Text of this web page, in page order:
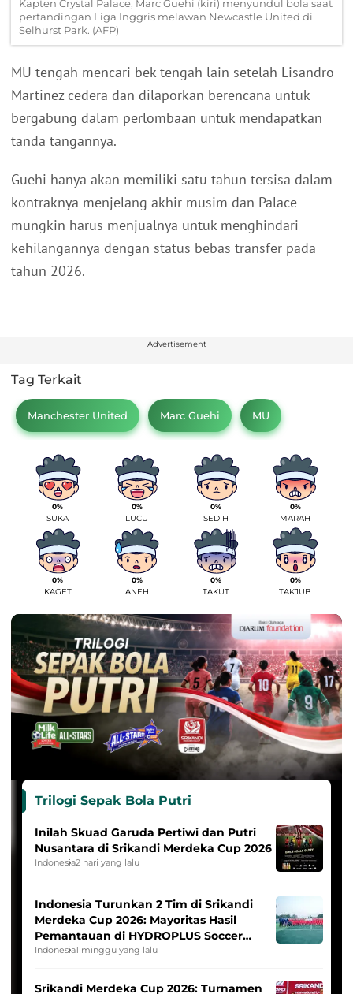
Kapten Crystal Palace, Marc Guehi (kiri) menyundul bola saat
pertandingan Liga Inggris melawan Newcastle United di
Selhurst Park. (AFP)
MU tengah mencari bek tengah lain setelah Lisandro
Martinez cedera dan dilaporkan berencana untuk
bergabung dalam perlombaan untuk mendapatkan
tanda tangannya.
Guehi hanya akan memiliki satu tahun tersisa dalam
kontraknya menjelang akhir musim dan Palace
mungkin harus menjualnya untuk menghindari
kehilangannya dengan status bebas transfer pada
tahun 2026.
Advertisement
Tag Terkait
Manchester United Marc Guehi MU
0%
SUKA
0%
LUCU
0%
SEDIH
0%
MARAH
0%
KAGET
0%
ANEH
0%
TAKUT
0%
TAKJUB
Trilogi Sepak Bola Putri
Inilah Skuad Garuda Pertiwi dan Putri
Nusantara di Srikandi Merdeka Cup 2026
Indonesia2 hari yang lalu
Indonesia Turunkan 2 Tim di Srikandi
Merdeka Cup 2026: Mayoritas Hasil
Pemantauan di HYDROPLUS Soccer
League
Indonesia1 minggu yang lalu
Srikandi Merdeka Cup 2026: Turnamen